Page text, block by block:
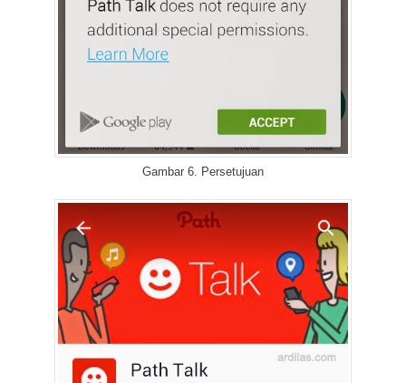
Gambar 6. Persetujuan